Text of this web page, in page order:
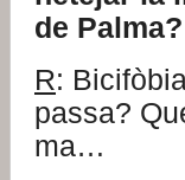
de Palma?
R:
passa?
ma…